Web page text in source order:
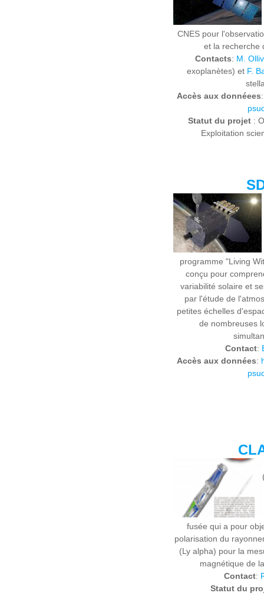
CNES pour
et la recherche
Contacts: M.
exoplanètes) et F.
Accès aux donnéees
Statut du projet:
Exploitation
programme "Living
conçu pour
variabilité solaire et
par l'étude de
petites échelles
de nombreuses
Contact:
Accès aux données:
fusée qui a pour
polarisation du
(Ly alpha) pour la
magnétique de
Contact:
Statut du